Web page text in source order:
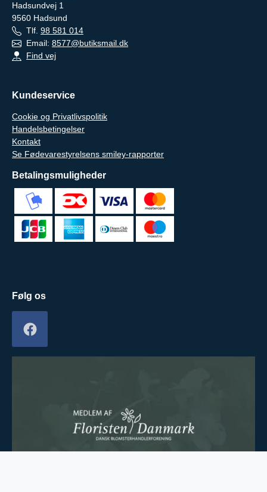
Hadsundvej 1
9560 Hadsund
Tlf. 98 581 014
Email: 8577@butiksmail.dk
Find vej
Kundeservice
Cookie og Privatlivspolitik
Handelsbetingelser
Kontakt
Se Fødevarestyrelsens smiley-rapporter
Betalingsmuligheder
Følg os